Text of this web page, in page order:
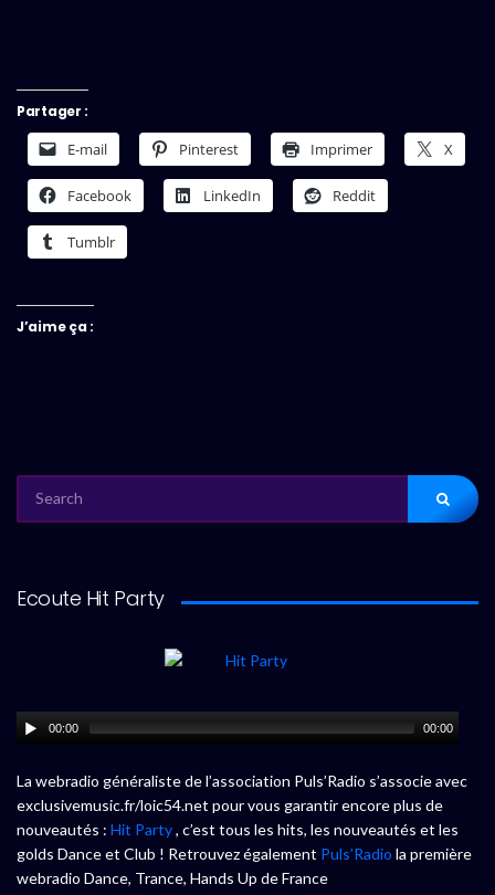
Partager :
E-mail Pinterest Imprimer X
Facebook LinkedIn Reddit
Tumblr
J’aime ça :
FOR:
Ecoute Hit Party
00:00 00:00
La webradio généraliste de l’association Puls’Radio s’associe avec
exclusivemusic.fr/loic54.net pour vous garantir encore plus de
nouveautés : Hit Party, c’est tous les hits, les nouveautés et les
golds Dance et Club ! Retrouvez également Puls’Radio la première
webradio Dance, Trance, Hands Up de France